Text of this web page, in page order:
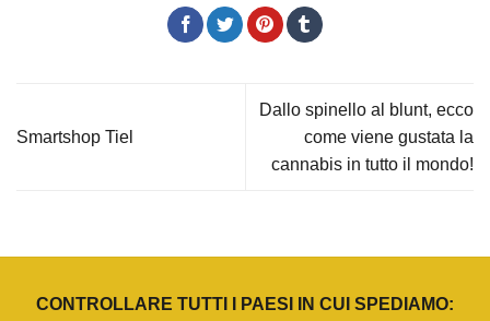
Smartshop Tiel
Dallo spinello al blunt, ecco
come viene gustata la
cannabis in tutto il mondo!
CONTROLLARE TUTTI I PAESI IN CUI SPEDIAMO: